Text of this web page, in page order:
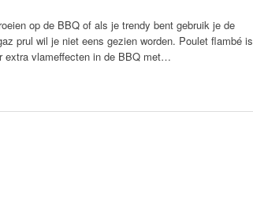
op de BBQ of als je trendy bent gebruik je de
prul wil je niet eens gezien worden. Poulet flambé is
extra vlameffecten in de BBQ met…